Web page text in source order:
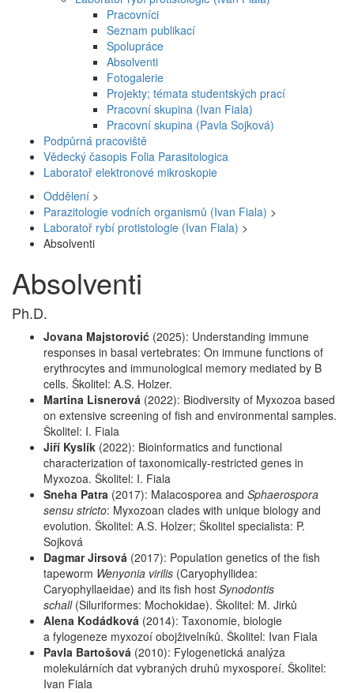
Pracovníci
Seznam publikací
Spolupráce
Absolventi
Fotogalerie
Projekty; témata studentských prací
Pracovní skupina (Ivan Fiala)
Pracovní skupina (Pavla Sojková)
Podpůrná pracoviště
Vědecký časopis Folia Parasitologica
Laboratoř elektronové mikroskopie
Oddělení >
Parazitologie vodních organismů (Ivan Fiala) >
Laboratoř rybí protistologie (Ivan Fiala) >
Absolventi
Absolventi
Ph.D.
Jovana Majstorović (2025): Understanding immune
responses in basal vertebrates: On immune functions of
erythrocytes and immunological memory mediated by B
cells. Školitel: A.S. Holzer.
Martina Lisnerová (2022): Biodiversity of Myxozoa based
on extensive screening of fish and environmental samples.
Školitel: I. Fiala
Jiří Kyslík (2022): Bioinformatics and functional
characterization of taxonomically-restricted genes in
Myxozoa. Školitel: I. Fiala
Sneha Patra (2017): Malacosporea and Sphaerospora
sensu stricto: Myxozoan clades with unique biology and
evolution. Školitel: A.S. Holzer; Školitel specialista: P.
Sojková
Dagmar Jirsová (2017): Population genetics of the fish
tapeworm Wenyonia virilis (Caryophyllidea:
Caryophyllaeidae) and its fish host Synodontis
schall(Siluriformes: Mochokidae). Školitel: M. Jirků
Alena Kodádková (2014): Taxonomie, biologie
a fylogeneze myxozoí obojživelníků. Školitel: Ivan Fiala
Pavla Bartošová (2010): Fylogenetická analýza
molekulárních dat vybraných druhů myxosporeí. Školitel:
Ivan Fiala